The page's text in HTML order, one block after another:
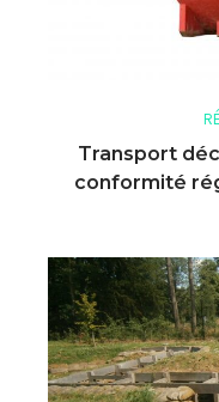
Transport
conformité